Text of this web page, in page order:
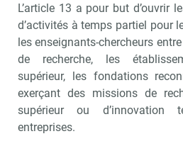
L’article 13 a pour but d’ouvrir
d’activités à temps partiel pour
les enseignants-chercheurs
de recherche, les
supérieur, les fondations
exerçant des missions de
supérieur ou d’innovation
entreprises.